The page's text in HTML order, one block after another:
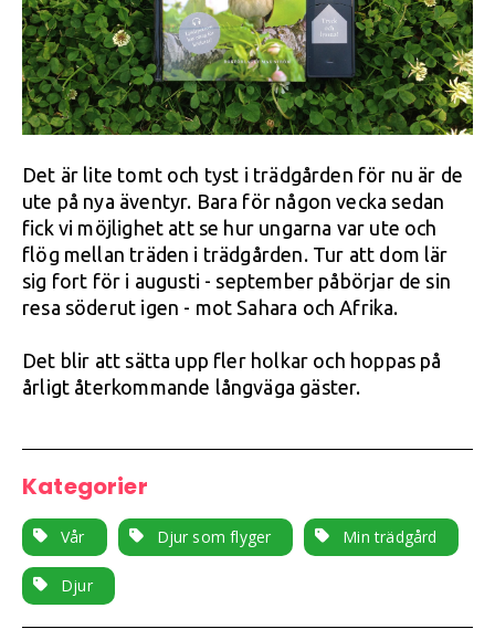
Det är lite tomt och tyst i trädgården för nu är de
ute på nya äventyr. Bara för någon vecka sedan
fick vi möjlighet att se hur ungarna var ute och
flög mellan träden i trädgården. Tur att dom lär
sig fort för i augusti - september påbörjar de sin
resa söderut igen - mot Sahara och Afrika.
Det blir att sätta upp fler holkar och hoppas på
årligt återkommande långväga gäster.
Kategorier
Vår Djur som flyger Min trädgård
Djur